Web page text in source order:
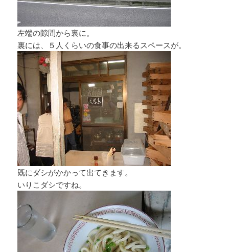
左端の隙間から裏に。
裏には、５人くらいの食事の出来るスペースが。
既にダシがかかって出てきます。
いりこダシですね。